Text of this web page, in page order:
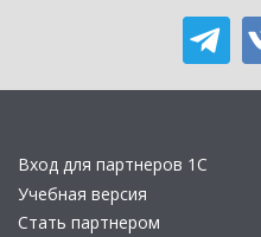
Вход для партнеров 1С
Учебная версия
Стать партнером